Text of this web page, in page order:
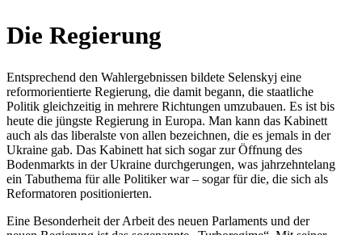
Die Regie­rung
Ent­spre­chend den Wahl­er­geb­nis­sen bildete Selen­skyj eine
reform­ori­en­tierte Regie­rung, die damit begann, die staat­li­che
Politik gleich­zei­tig in mehrere Rich­tun­gen umzu­bauen. Es ist bis
heute die jüngste Regie­rung in Europa. Man kann das Kabi­nett
auch als das libe­ralste von allen bezeich­nen, die es jemals in der
Ukraine gab. Das Kabi­nett hat sich sogar zur Öffnung des
Boden­markts in der Ukraine durch­ge­run­gen, was jahr­zehn­te­lang
ein Tabu­thema für alle Poli­ti­ker war – sogar für die, die sich als
Refor­ma­to­ren positionierten.
Eine Beson­der­heit der Arbeit des neuen Par­la­ments und der